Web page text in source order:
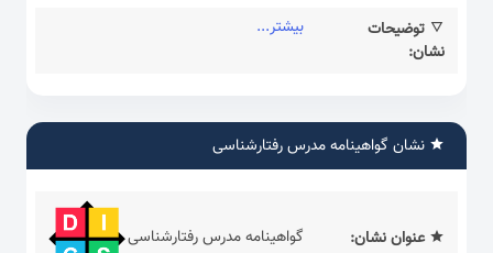
توضیحات
نشان:
بیشتر...
نشان گواهینامه مدرس رفتارشناسی
عنوان نشان: گواهینامه مدرس رفتارشناسی